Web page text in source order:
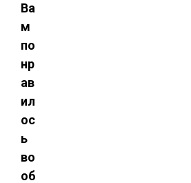
Ва
м
по
нр
ав
ил
ос
ь
во
об